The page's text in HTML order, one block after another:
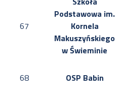
67
Podstawowa im.
Kornela
Makuszyńskiego
w Świeminie
68 OSP Babin